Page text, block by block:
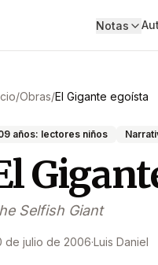
Notas
/Obras/El Gigante egoísta
años: lectores niños
Selfish Giant
de julio de 2006·Luis Daniel